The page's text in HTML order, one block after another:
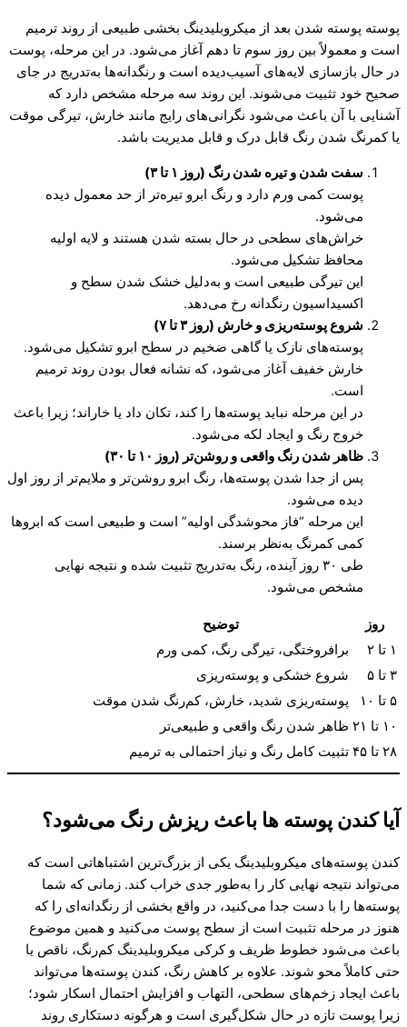
پوسته پوسته شدن بعد از میکروبلیدینگ بخشی طبیعی از روند ترمیم
است و معمولاً بین روز سوم تا دهم آغاز می‌شود. در این مرحله، پوست
در حال بازسازی لایه‌های آسیب‌دیده است و رنگدانه‌ها به‌تدریج در جای
صحیح خود تثبیت می‌شوند. این روند سه مرحله مشخص دارد که
آشنایی با آن باعث می‌شود نگرانی‌های رایج مانند خارش، تیرگی موقت
یا کمرنگ شدن رنگ قابل درک و قابل مدیریت باشد.
سفت شدن و تیره شدن رنگ (روز ۱ تا ۳)
پوست کمی ورم دارد و رنگ ابرو تیره‌تر از حد معمول دیده
می‌شود.
خراش‌های سطحی در حال بسته شدن هستند و لایه اولیه
محافظ تشکیل می‌شود.
این تیرگی طبیعی است و به‌دلیل خشک شدن سطح و
اکسیداسیون رنگدانه رخ می‌دهد.
شروع پوسته‌ریزی و خارش (روز ۳ تا ۷)
پوسته‌های نازک یا گاهی ضخیم در سطح ابرو تشکیل می‌شود.
خارش خفیف آغاز می‌شود، که نشانه فعال بودن روند ترمیم
است.
در این مرحله نباید پوسته‌ها را کند، تکان داد یا خاراند؛ زیرا باعث
خروج رنگ و ایجاد لکه می‌شود.
ظاهر شدن رنگ واقعی و روشن‌تر (روز ۱۰ تا ۳۰)
پس از جدا شدن پوسته‌ها، رنگ ابرو روشن‌تر و ملایم‌تر از روز اول
دیده می‌شود.
این مرحله “فاز محوشدگی اولیه” است و طبیعی است که ابروها
کمی کمرنگ به‌نظر برسند.
طی ۳۰ روز آینده، رنگ به‌تدریج تثبیت شده و نتیجه نهایی
مشخص می‌شود.
روز
توضیح
برافروختگی، تیرگی رنگ، کمی ورم
شروع خشکی و پوسته‌ریزی
پوسته‌ریزی شدید، خارش، کم‌رنگ شدن موقت
۱۰ تا ۲۱
ظاهر شدن رنگ واقعی و طبیعی‌تر
۲۸ تا ۴۵
تثبیت کامل رنگ و نیاز احتمالی به ترمیم
آیا کندن پوسته ها باعث ریزش رنگ می‌شود؟
کندن پوسته‌های میکروبلیدینگ یکی از بزرگ‌ترین اشتباهاتی است که
می‌تواند نتیجه نهایی کار را به‌طور جدی خراب کند. زمانی که شما
پوسته‌ها را با دست جدا می‌کنید، در واقع بخشی از رنگدانه‌ای را که
هنوز در مرحله تثبیت است از سطح پوست می‌کنید و همین موضوع
باعث می‌شود خطوط ظریف و کرکی میکروبلیدینگ کم‌رنگ، ناقص یا
حتی کاملاً محو شوند. علاوه بر کاهش رنگ، کندن پوسته‌ها می‌تواند
باعث ایجاد زخم‌های سطحی، التهاب و افزایش احتمال اسکار شود؛
زیرا پوست تازه در حال شکل‌گیری است و هرگونه دستکاری روند